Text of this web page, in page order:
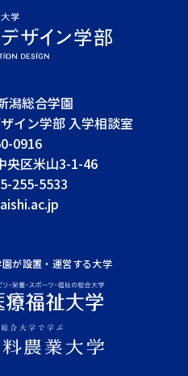
潟総合学園
イン学部 入学相談室
0916
央区米山3-1-46
255-5533
が設置・運営する大学